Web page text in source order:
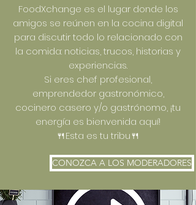
FoodXchange es el lugar donde los
amigos se reúnen en la cocina digital
para discutir todo lo relacionado con
la comida: noticias, trucos, historias y
experiencias.
Si eres chef profesional,
emprendedor gastronómico,
cocinero casero y/o gastrónomo, ¡tu
energía es bienvenida aquí!
🍴Esta es tu tribu🍴
CONOZCA A LOS MODERADORES